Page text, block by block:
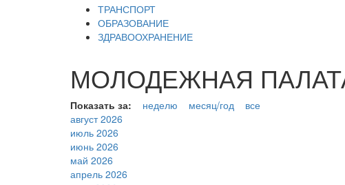
ТРАНСПОРТ
ОБРАЗОВАНИЕ
ЗДРАВООХРАНЕНИЕ
МОЛОДЕЖНАЯ ПАЛАТА
Показать за: неделю месяц/год
все
август 2026
июль 2026
июнь 2026
май 2026
апрель 2026